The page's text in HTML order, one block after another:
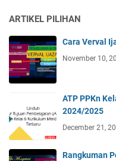
ARTIKEL PILIHAN
Cara Verval
November 10,
ATP PPKn
2024/2025
December 21,
Rangkuman